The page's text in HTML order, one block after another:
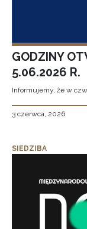
GODZINY
5.06.2026 R.
Informujemy, że w
3 czerwca, 2026
SIEDZIBA